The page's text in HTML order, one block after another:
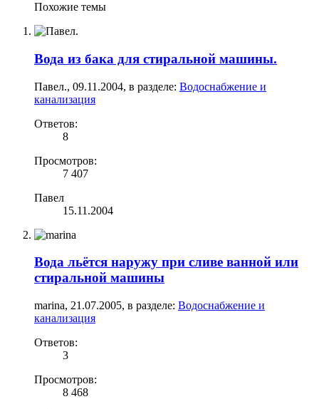
Похожие темы
Вода из бака для стиральной машины.
Павел., 09.11.2004, в разделе: Водоснабжение и
канализация
Ответов:
8
Просмотров:
7 407
Павел
15.11.2004
Вода льётся наружу при сливе ванной или
стиральной машины
marina, 21.07.2005, в разделе: Водоснабжение и
канализация
Ответов:
3
Просмотров:
8 468